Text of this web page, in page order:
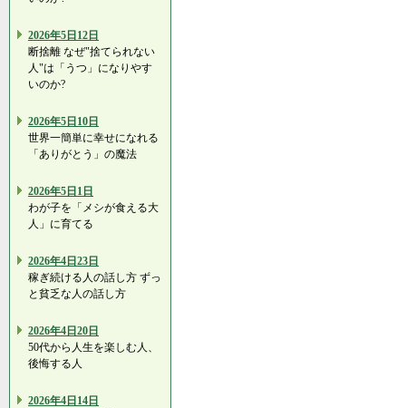
2026年5日12日
断捨離 なぜ"捨てられない
人"は「うつ」になりやす
いのか?
2026年5日10日
世界一簡単に幸せになれる
「ありがとう」の魔法
2026年5日1日
わが子を「メシが食える大
人」に育てる
2026年4日23日
稼ぎ続ける人の話し方 ずっ
と貧乏な人の話し方
2026年4日20日
50代から人生を楽しむ人、
後悔する人
2026年4日14日